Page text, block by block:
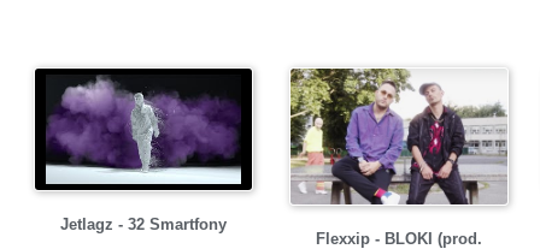
Jetlagz - 32 Smartfony
Flexxip - BLOKI (prod.